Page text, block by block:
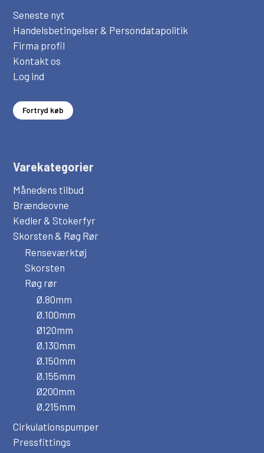
Seneste nyt
Handelsbetingelser & Persondatapolitik
Firma profil
Kontakt os
Log ind
Fortryd køb
Varekategorier
Månedens tilbud
Brændeovne
Kedler & Stokerfyr
Skorsten & Røg Rør
Renseværktøj
Skorsten
Røg rør
Ø.80mm
Ø.100mm
Ø120mm
Ø.130mm
Ø.150mm
Ø.155mm
Ø200mm
Ø.215mm
Cirkulationspumper
Pressfittings